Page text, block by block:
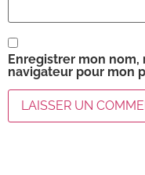
Enregistrer mon
navigateur pour mon